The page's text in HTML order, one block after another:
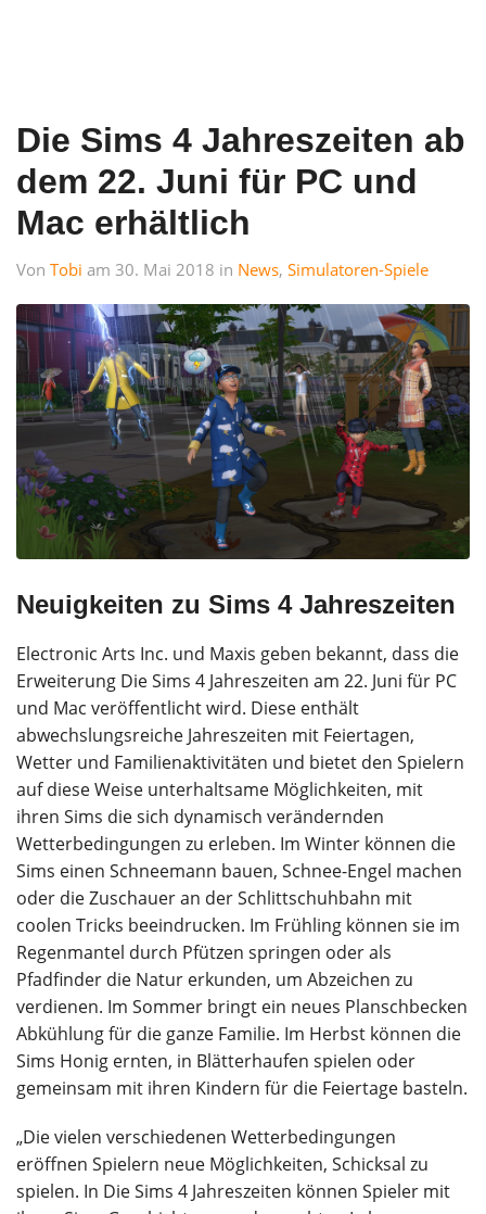
Die Sims 4 Jahreszeiten ab
dem 22. Juni für PC und
Mac erhältlich
Von Tobi am 30. Mai 2018 in News, Simulatoren-Spiele
Neuigkeiten zu Sims 4 Jahreszeiten
Electronic Arts Inc. und Maxis geben bekannt, dass die
Erweiterung Die Sims 4 Jahreszeiten am 22. Juni für PC
und Mac veröffentlicht wird. Diese enthält
abwechslungsreiche Jahreszeiten mit Feiertagen,
Wetter und Familienaktivitäten und bietet den Spielern
auf diese Weise unterhaltsame Möglichkeiten, mit
ihren Sims die sich dynamisch verändernden
Wetterbedingungen zu erleben. Im Winter können die
Sims einen Schneemann bauen, Schnee-Engel machen
oder die Zuschauer an der Schlittschuhbahn mit
coolen Tricks beeindrucken. Im Frühling können sie im
Regenmantel durch Pfützen springen oder als
Pfadfinder die Natur erkunden, um Abzeichen zu
verdienen. Im Sommer bringt ein neues Planschbecken
Abkühlung für die ganze Familie. Im Herbst können die
Sims Honig ernten, in Blätterhaufen spielen oder
gemeinsam mit ihren Kindern für die Feiertage basteln.
„Die vielen verschiedenen Wetterbedingungen
eröffnen Spielern neue Möglichkeiten, Schicksal zu
spielen. In Die Sims 4 Jahreszeiten können Spieler mit